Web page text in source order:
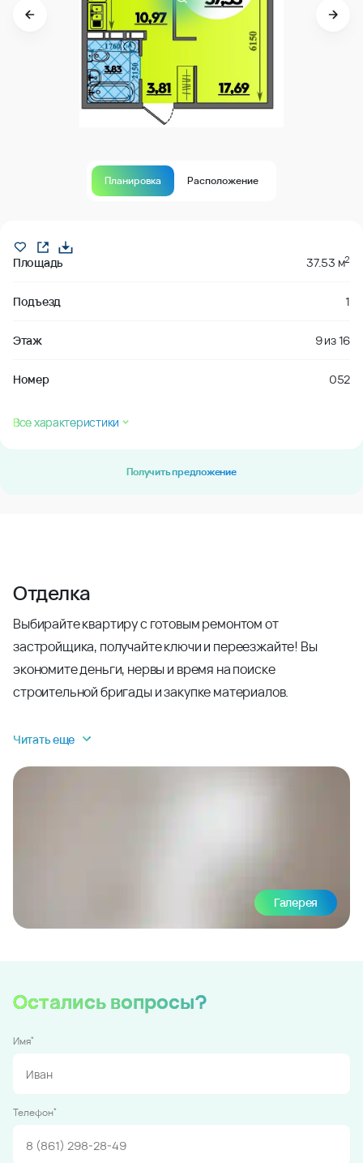
Планировка Расположение
Площадь 37.53 м2
Подъезд 1
Этаж 9из16
Номер 052
Все характеристики
Получить предложение
Отделка
Выбирайте квартиру с готовым ремонтом от
застройщика, получайте ключи и переезжайте! Вы
экономите деньги, нервы и время на поиске
строительной бригады и закупке материалов.
Читать еще
Галерея
Остались вопросы?
Имя*
Телефон*